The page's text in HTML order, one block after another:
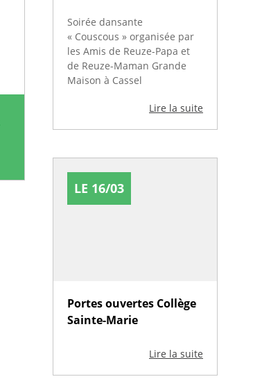
Soirée dansante
« Couscous » organisée par
les Amis de Reuze-Papa et
de Reuze-Maman Grande
Maison à Cassel
Lire la suite
LE 16/03
Portes ouvertes Collège
Sainte-Marie
Lire la suite